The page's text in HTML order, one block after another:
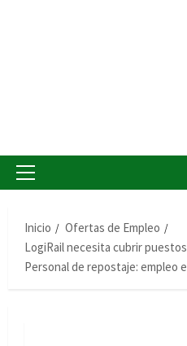
Menú
Inicio
Ofertas de Empleo
LogiRail necesita cubrir
Personal de repostaje: empleo